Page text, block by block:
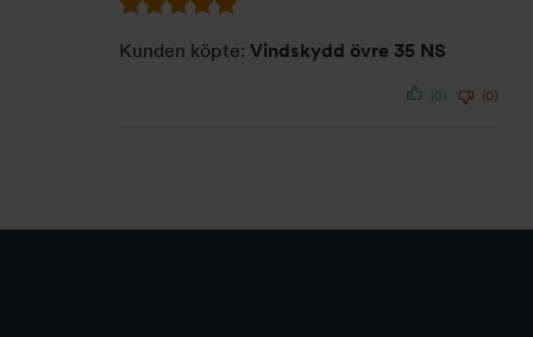
Kunden köpte: Vindskydd övre 35 NS
(0) (0)